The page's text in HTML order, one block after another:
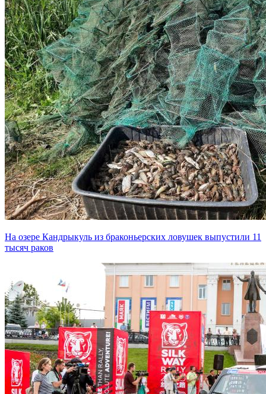
На озере Кандрыкуль из браконьерских ловушек выпустили 11
тысяч раков